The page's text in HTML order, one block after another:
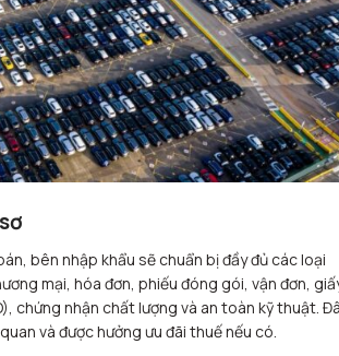
bên nhập khẩu sẽ chuẩn bị đầy đủ các loại
mại, hóa đơn, phiếu đóng gói, vận đơn,
chứng nhận chất lượng và an toàn kỹ thuật.
và được hưởng ưu đãi thuế nếu có.